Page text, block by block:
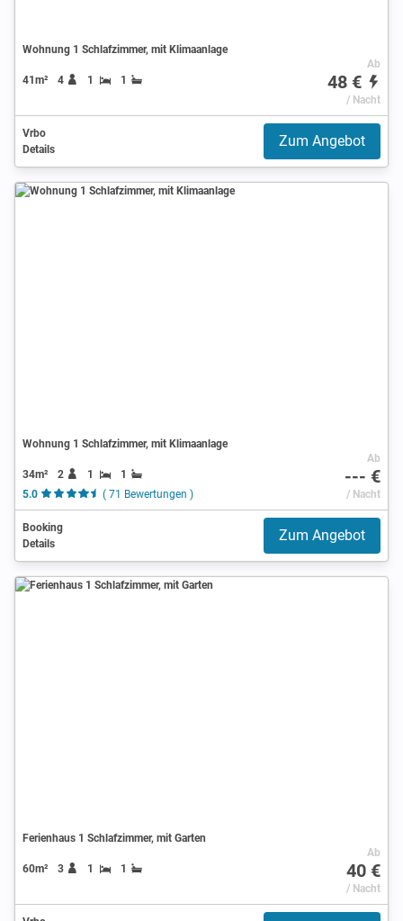
Wohnung 1 Schlafzimmer, mit Klimaanlage
41m² 4 1 1
Ab
48 €
/ Nacht
Vrbo
Details
Zum Angebot
Wohnung 1 Schlafzimmer, mit Klimaanlage
34m² 2 1
1
5.0
( 71 Bewertungen )
Ab
--- €
/ Nacht
Booking
Details
Zum Angebot
Ferienhaus 1 Schlafzimmer, mit Garten
60m² 3 1 1
Ab
40 €
/ Nacht